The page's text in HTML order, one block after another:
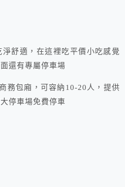
舒適，在這裡吃平價小吃感覺
還有專屬停車場
務包廂，可容納10-20人，提供
停車場免費停車